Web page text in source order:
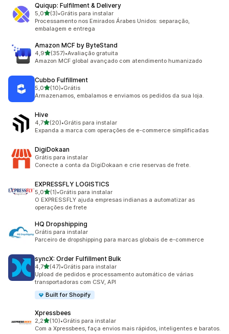
Quiqup: Fulfilment & Delivery
5,0de 5 estrelas
(3)
3 avaliações ao todo
•Grátis para instalar
Processamento nos Emirados Árabes Unidos: separação,
embalagem e entrega
Amazon MCF by ByteStand
4,9de 5 estrelas
(357)
357 avaliações ao todo
•Avaliação gratuita
Amazon MCF global avançado com atendimento humanizado
Cubbo Fulfillment
5,0de 5 estrelas
(10)
10 avaliações ao todo
•Grátis
Armazenamos, embalamos e enviamos os pedidos da sua loja.
Hive
4,7de 5 estrelas
(20)
20 avaliações ao todo
•Grátis para instalar
Expanda a marca com operações de e-commerce simplificadas
DigiDokaan
Grátis para instalar
Conecte a conta da DigiDokaan e crie reservas de frete.
EXPRESSFLY LOGISTICS
5,0de 5 estrelas
(1)
1 avaliações ao todo
•Grátis para instalar
O EXPRESSFLY ajuda empresas indianas a automatizar as
operações de frete
HQ Dropshipping
Grátis para instalar
Parceiro de dropshipping para marcas globais de e-commerce
syncX: Order Fulfillment Bulk
4,7de 5 estrelas
(47)
47 avaliações ao todo
•Grátis para instalar
Upload de pedidos e processamento automático de várias
transportadoras com CSV, API
Built for Shopify
Xpressbees
2,2de 5 estrelas
(10)
10 avaliações ao todo
•Grátis para instalar
Com a Xpressbees, faça envios mais rápidos, inteligentes e baratos.